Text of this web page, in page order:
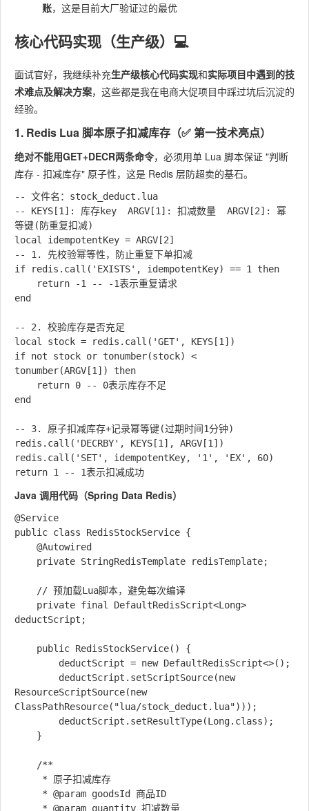
账，这是目前大厂验证过的最优
核心代码实现（生产级）💻
面试官好，我继续补充生产级核心代码实现和实际项目中遇到的技
术难点及解决方案，这些都是我在电商大促项目中踩过坑后沉淀的
经验。
1. Redis Lua 脚本原子扣减库存（✅ 第一技术亮点）
绝对不能用GET+DECR两条命令，必须用单 Lua 脚本保证 "判断
库存 - 扣减库存" 原子性，这是 Redis 层防超卖的基石。
-- 文件名：stock_deduct.lua
-- KEYS[1]: 库存key  ARGV[1]: 扣减数量  ARGV[2]: 幂
等键(防重复扣减)
local idempotentKey = ARGV[2]
-- 1. 先校验幂等性，防止重复下单扣减
if redis.call('EXISTS', idempotentKey) == 1 then
end
-- 2. 校验库存是否充足
local stock = redis.call('GET', KEYS[1])
if not stock or tonumber(stock) <
tonumber(ARGV[1]) then
end
-- 3. 原子扣减库存+记录幂等键(过期时间1分钟)
redis.call('DECRBY', KEYS[1], ARGV[1])
redis.call('SET', idempotentKey, '1', 'EX', 60)
Java 调用代码（Spring Data Redis）
@Service
public class RedisStockService {
deductScript;
ResourceScriptSource(new
ClassPathResource("lua/stock_deduct.lua")));